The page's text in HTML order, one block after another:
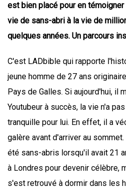
est bien placé pour en
vie de sans-abri à la vie de
quelques années. Un parcours
C'est LADbible qui rapporte
jeune homme de 27 ans
Pays de Galles. Si aujourd'hui, il
Youtubeur à succès, la vie n'a
tranquille pour lui. En effet, il a
galère avant d'arriver au
été sans-abris lorsqu'il avait 21
à Londres pour devenir célèbre,
s'est retrouvé à dormir dans les